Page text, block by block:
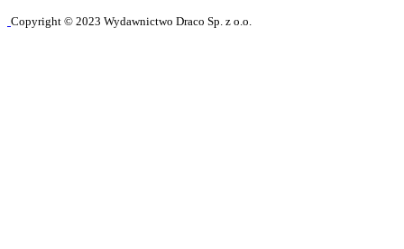
Copyright © 2023 Wydawnictwo Draco Sp. z o.o.